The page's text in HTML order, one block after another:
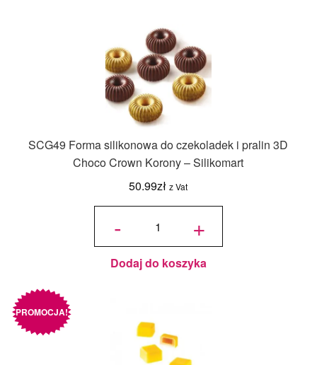
SCG49 Forma silikonowa do czekoladek i pralin 3D
Choco Crown Korony – Silikomart
50.99zł z Vat
-
ilość
silikonowa
do
czekoladek
i pralin 3D
Choco
Korony –
Silikomart
+
Dodaj do koszyka
PROMOCJA!